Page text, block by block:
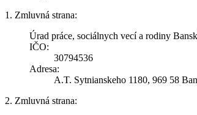
1. Zmluvná strana:
Úrad práce, sociálnych vecí a rodiny
IČO:
30794536
Adresa:
A.T. Sytnianskeho 1180, 969 58
2. Zmluvná strana: